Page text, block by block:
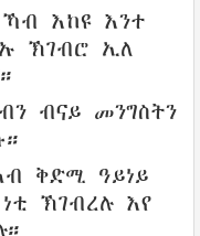
ኻብ እከዩ እንተ
ኽገብሮ ኢለ
ብናይ መንግስትን
ቅድሚ ዓይነይ
ኽገብረሉ እየ
።